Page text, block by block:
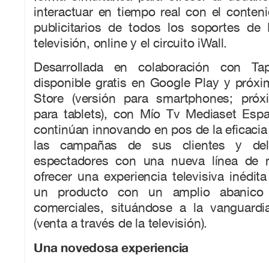
interactuar en tiempo real con el
publicitarios de todos los soportes de
televisión, online y el circuito iWall.
Desarrollada en colaboración con
disponible gratis en Google Play y
Store (versión para smartphones;
para tablets), con Mío Tv Mediaset
continúan innovando en pos de la
las campañas de sus clientes y
espectadores con una nueva línea de
ofrecer una experiencia televisiva
un producto con un amplio abanico
comerciales, situándose a la
(venta a través de la televisión).
Una novedosa experiencia